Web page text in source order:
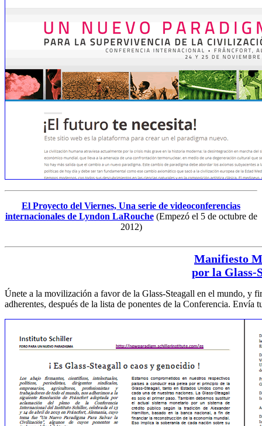
El Proyecto del Viernes, Una serie de videoconferencias
internacionales de Lyndon LaRouche(Empezó el 5 de octubre de
2012)
Manifiesto
por la Glass-
Únete a la movilización a favor de la Glass-Steagall en el mundo, y
adherentes, después de la lista de ponentes de la Conferencia. Envía